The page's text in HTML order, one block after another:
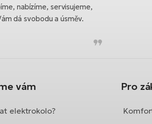
nabízíme, servisujeme,
dá svobodu a úsměv.
vám
elektrokolo?
Pro